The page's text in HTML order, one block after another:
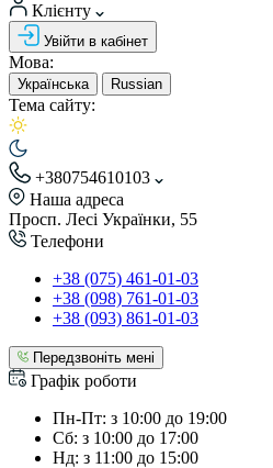
Клієнту
Увійти в кабінет
Мова:
Українська Russian
Тема сайту:
+380754610103
Наша адреса
Просп. Лесі Українки, 55
Телефони
+38 (075) 461-01-03
+38 (098) 761-01-03
+38 (093) 861-01-03
Передзвоніть мені
Графік роботи
Пн-Пт: з 10:00 до 19:00
Сб: з 10:00 до 17:00
Нд: з 11:00 до 15:00